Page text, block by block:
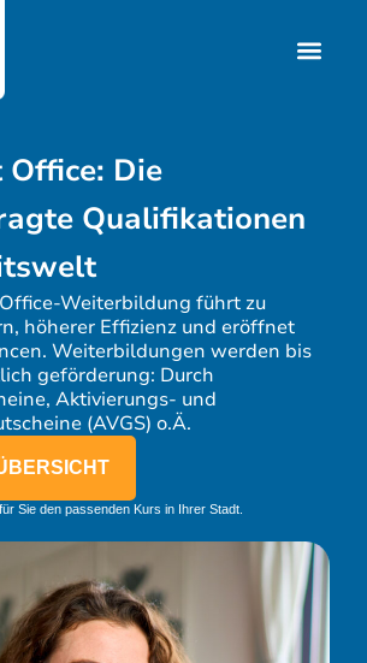
Die
Qualifikationen
Weiterbildung führt zu
höherer Effizienz und eröffnet
Weiterbildungen werden bis
geförderung: Durch
Aktivierungs- und
(AVGS) o.Ä.
Sie den passenden Kurs in Ihrer Stadt.